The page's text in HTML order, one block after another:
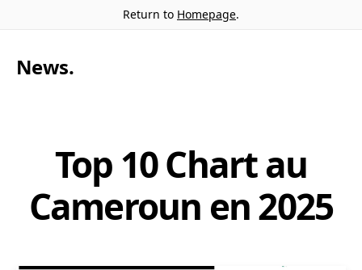
Return to Homepage.
News.
Top 10 Chart au
Cameroun en 2025